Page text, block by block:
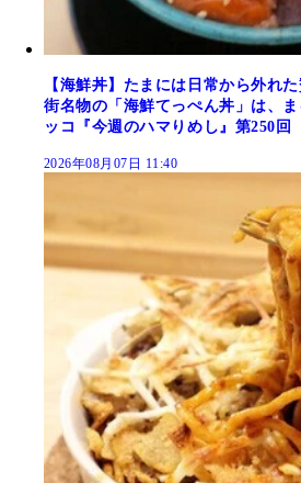
【海鮮丼】たまには日常から外れ
街名物の「海鮮てっぺん丼」は、
ッコ『今週のハマりめし』第250回
2026年08月07日 11:40